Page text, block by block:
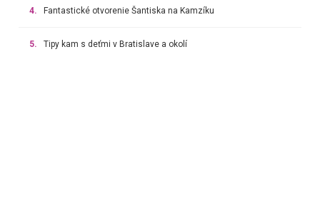
4. Fantastické otvorenie Šantiska na Kamzíku
5. Tipy kam s deťmi v Bratislave a okolí